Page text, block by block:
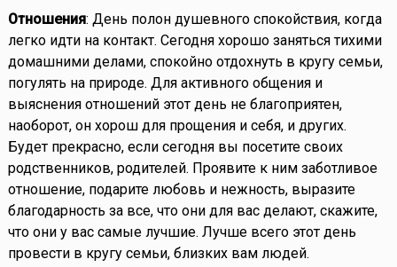
Отношения: День полон душевного спокойствия, когда
легко идти на контакт. Сегодня хорошо заняться тихими
домашними делами, спокойно отдохнуть в кругу семьи,
погулять на природе. Для активного общения и
выяснения отношений этот день не благоприятен,
наоборот, он хорош для прощения и себя, и других.
Будет прекрасно, если сегодня вы посетите своих
родственников, родителей. Проявите к ним заботливое
отношение, подарите любовь и нежность, выразите
благодарность за все, что они для вас делают, скажите,
что они у вас самые лучшие. Лучше всего этот день
провести в кругу семьи, близких вам людей.